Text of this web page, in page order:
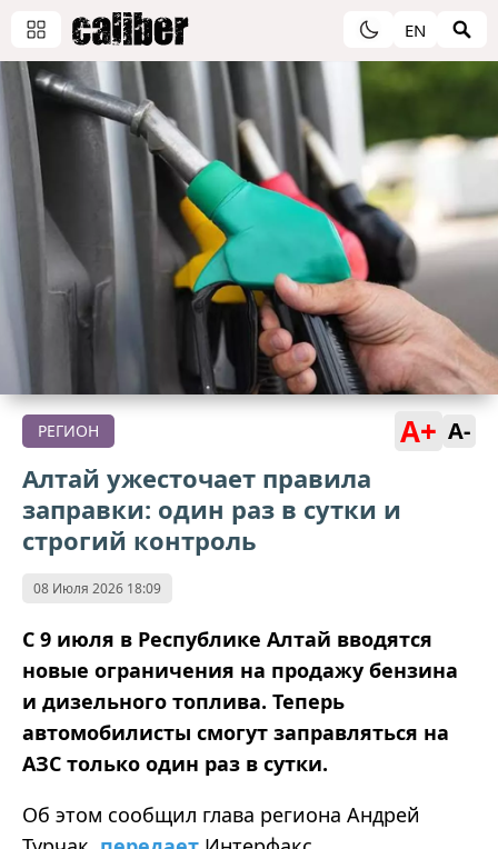
EN
РЕГИОН A+ A-
Алтай ужесточает правила
заправки: один раз в сутки и
строгий контроль
08 Июля 2026 18:09
С 9 июля в Республике Алтай вводятся
новые ограничения на продажу бензина
и дизельного топлива. Теперь
автомобилисты смогут заправляться на
АЗС только один раз в сутки.
Об этом сообщил глава региона Андрей